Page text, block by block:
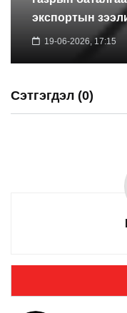
экспортын
19-06-2026, 17:15
Сэтгэгдэл (0)